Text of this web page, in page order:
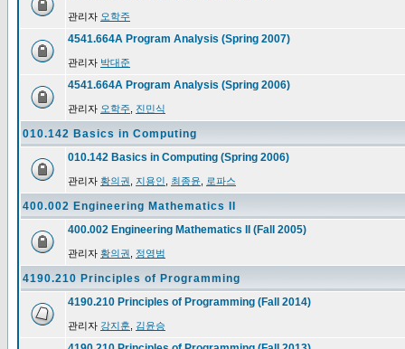
관리자 오학주
4541.664A Program Analysis (Spring 2007)
관리자 박대준
4541.664A Program Analysis (Spring 2006)
관리자 오학주 진민식
010.142 Basics in Computing
010.142 Basics in Computing (Spring 2006)
관리자 황의권 지용인 최종윤 로파스
400.002 Engineering Mathematics II
400.002 Engineering Mathematics II (Fall 2005)
관리자 황의권 정영범
4190.210 Principles of Programming
4190.210 Principles of Programming (Fall 2014)
관리자 강지훈 김윤승